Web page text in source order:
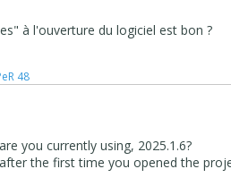
à l'ouverture du logiciel est bon ?
48
you currently using, 2025.1.6?
the first time you opened the